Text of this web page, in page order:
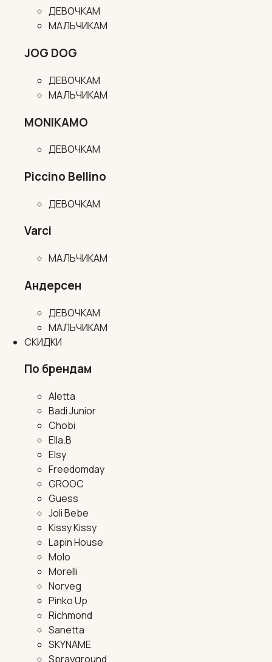
ДЕВОЧКАМ
МАЛЬЧИКАМ
JOG DOG
ДЕВОЧКАМ
МАЛЬЧИКАМ
MONIKAMO
ДЕВОЧКАМ
Piccino Bellino
ДЕВОЧКАМ
Varci
МАЛЬЧИКАМ
Андерсен
ДЕВОЧКАМ
МАЛЬЧИКАМ
СКИДКИ
По брендам
Aletta
Badi Junior
Chobi
Ella.B
Elsy
Freedomday
GROOC
Guess
Joli Bebe
Kissy Kissy
Lapin House
Molo
Morelli
Norveg
Pinko Up
Richmond
Sanetta
SKYNAME
Sprayground